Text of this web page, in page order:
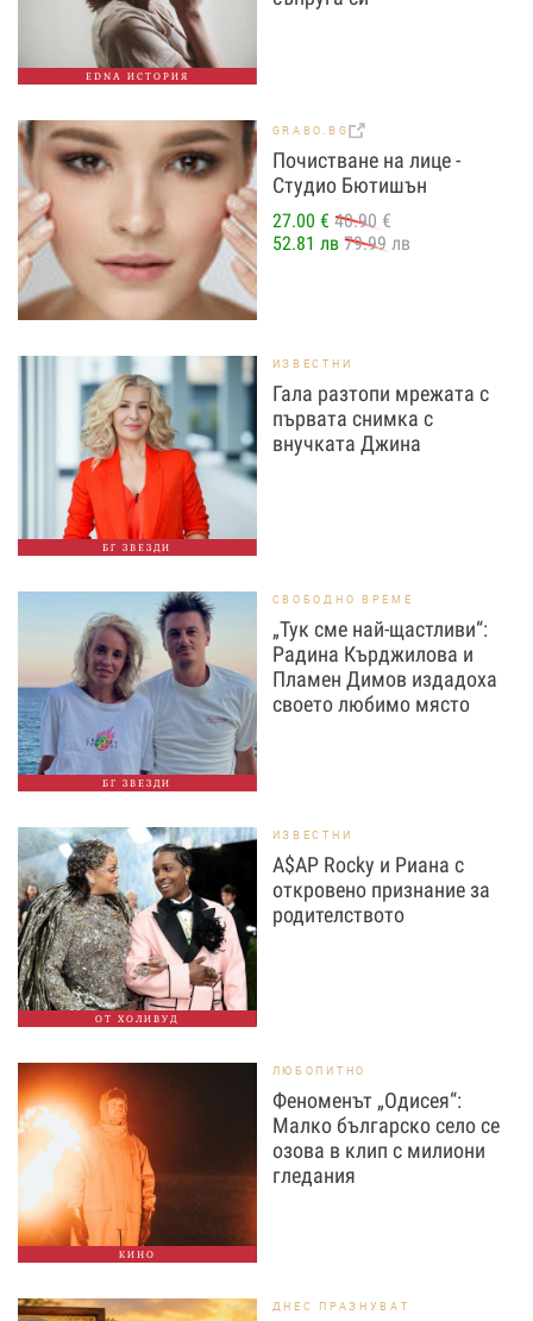
EDNA ИСТОРИЯ
GRABO.BG
Почистване на лице -
Студио Бютишън
27.00 € 40.90 €
52.81 лв 79.99 лв
БГ ЗВЕЗДИ
ИЗВЕСТНИ
Гала разтопи мрежата с
първата снимка с
внучката Джина
БГ ЗВЕЗДИ
СВОБОДНО ВРЕМЕ
„Тук сме най-щастливи“:
Радина Кърджилова и
Пламен Димов издадоха
своето любимо място
ОТ ХОЛИВУД
ИЗВЕСТНИ
A$AP Rocky и Риана с
откровено признание за
родителството
КИНО
ЛЮБОПИТНО
Феноменът „Одисея“:
Малко българско село се
озова в клип с милиони
гледания
ДНЕС ПРАЗНУВАТ